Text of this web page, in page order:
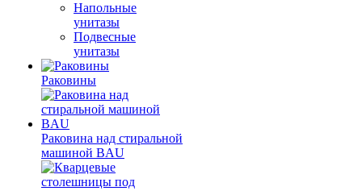
Напольные
унитазы
Подвесные
унитазы
Раковины
Раковина над стиральной
машиной BAU